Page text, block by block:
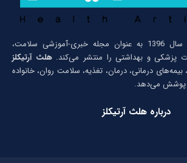
از سال 1396 به عنوان مجله خبری-آموزشی سلامت،
پزشکی و بهداشتی را منتشر می‌کند.هلث آرتیکلز
درمانی، درمان، تغذیه، سلامت روان، خانواده
پوشش می‌دهد.
درباره هلث آرتیکلز